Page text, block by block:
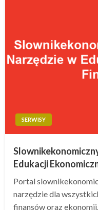
SERWISY
Edukacji
Portal
narzędzie dla
finansów oraz